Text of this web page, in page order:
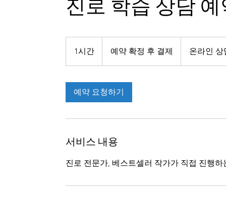
진로 학습 상담
1시간
시
제
예약 확정 후 결제 온라인 상
예약 요청하기
서비스 내용
진로 전문가, 베스트셀러 작가가 직접 진행하